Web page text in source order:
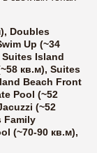
Doubles
Up (~34
Island
кв.м), Suites
Beach Front
Pool (~52
(~52
Family
(~70-90 кв.м),